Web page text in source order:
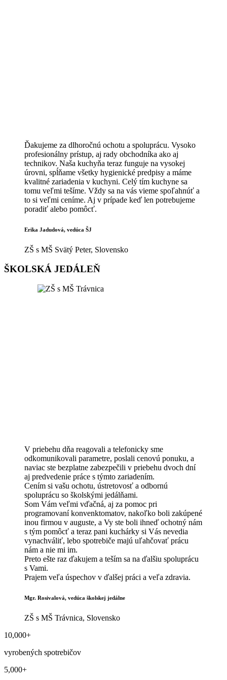
Ďakujeme za dlhoročnú ochotu a spoluprácu. Vysoko
profesionálny prístup, aj rady obchodníka ako aj
technikov. Naša kuchyňa teraz funguje na vysokej
úrovni, spĺňame všetky hygienické predpisy a máme
kvalitné zariadenia v kuchyni. Celý tím kuchyne sa
tomu veľmi tešíme. Vždy sa na vás vieme spoľahnúť a
to si veľmi ceníme. Aj v prípade keď len potrebujeme
poradiť alebo pomôcť.
Erika Jadudová, vedúca ŠJ
ZŠ s MŠ Svätý Peter, Slovensko
ŠKOLSKÁ JEDÁLEŇ
V priebehu dňa reagovali a telefonicky sme
odkomunikovali parametre, poslali cenovú ponuku, a
naviac ste bezplatne zabezpečili v priebehu dvoch dní
aj predvedenie práce s týmto zariadením.
Cením si vašu ochotu, ústretovosť a odbornú
spoluprácu so školskými jedálňami.
Som Vám veľmi vďačná, aj za pomoc pri
programovaní konvenktomatov, nakoľko boli zakúpené
inou firmou v auguste, a Vy ste boli ihneď ochotný nám
s tým pomôcť a teraz pani kuchárky si Vás nevedia
vynachváliť, lebo spotrebiče majú uľahčovať prácu
nám a nie mi im.
Preto ešte raz ďakujem a teším sa na ďalšiu spoluprácu
s Vami.
Prajem veľa úspechov v ďalšej práci a veľa zdravia.
Mgr. Rosivalová, vedúca školskej jedálne
ZŠ s MŠ Trávnica, Slovensko
10,000+
vyrobených spotrebičov
5,000+